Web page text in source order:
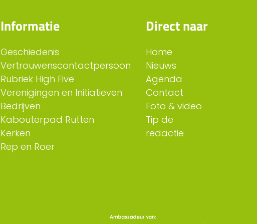
Informatie
Geschiedenis
Vertrouwenscontactpersoon
Rubriek High Five
Verenigingen en Initiatieven
Bedrijven
Kabouterpad Rutten
Kerken
Rep en Roer
Direct naar
Home
Nieuws
Agenda
Contact
Foto & video
Tip de
redactie